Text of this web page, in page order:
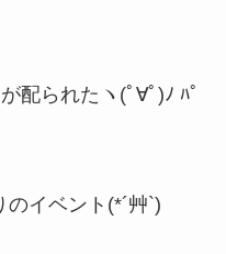
配られたヽ(ﾟ∀ﾟ)ﾉ ﾊﾟ
イベント(*´艸`)